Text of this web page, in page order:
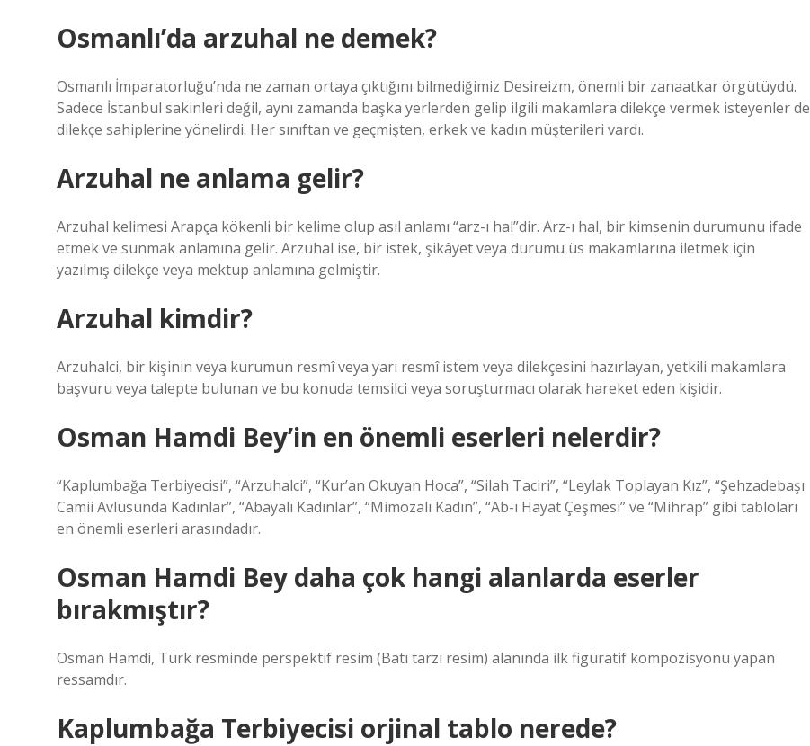
Osmanlı’da arzuhal ne demek?
Osmanlı İmparatorluğu’nda ne zaman ortaya çıktığını bilmediğimiz Desireizm, önemli bir zanaatkar örgütüydü.
Sadece İstanbul sakinleri değil, aynı zamanda başka yerlerden gelip ilgili makamlara dilekçe vermek isteyenler de
dilekçe sahiplerine yönelirdi. Her sınıftan ve geçmişten, erkek ve kadın müşterileri vardı.
Arzuhal ne anlama gelir?
Arzuhal kelimesi Arapça kökenli bir kelime olup asıl anlamı “arz-ı hal”dir. Arz-ı hal, bir kimsenin durumunu ifade
etmek ve sunmak anlamına gelir. Arzuhal ise, bir istek, şikâyet veya durumu üs makamlarına iletmek için
yazılmış dilekçe veya mektup anlamına gelmiştir.
Arzuhal kimdir?
Arzuhalci, bir kişinin veya kurumun resmî veya yarı resmî istem veya dilekçesini hazırlayan, yetkili makamlara
başvuru veya talepte bulunan ve bu konuda temsilci veya soruşturmacı olarak hareket eden kişidir.
Osman Hamdi Bey’in en önemli eserleri nelerdir?
“Kaplumbağa Terbiyecisi”, “Arzuhalci”, “Kur’an Okuyan Hoca”, “Silah Taciri”, “Leylak Toplayan Kız”, “Şehzadebaşı
Camii Avlusunda Kadınlar”, “Abayalı Kadınlar”, “Mimozalı Kadın”, “Ab-ı Hayat Çeşmesi” ve “Mihrap” gibi tabloları
en önemli eserleri arasındadır.
Osman Hamdi Bey daha çok hangi alanlarda eserler
bırakmıştır?
Osman Hamdi, Türk resminde perspektif resim (Batı tarzı resim) alanında ilk figüratif kompozisyonu yapan
ressamdır.
Kaplumbağa Terbiyecisi orjinal tablo nerede?